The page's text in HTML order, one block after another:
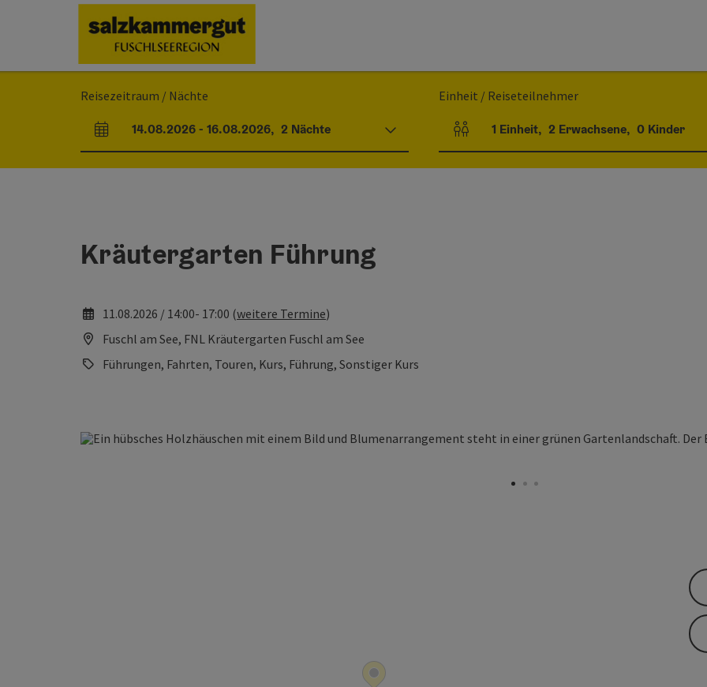
[0]
Zur Navigation[1]
Zum Seitenanfang
Zur Kontaktseite [3]
Zum Impressum [5]
Zu den Hinweisen zur Bedienung der Website
[7]
Reisezeitraum / Nächte
An- und Abreisefelder
14.08.2026- 16.08.2026, 2 Nächte
Einheit / Reiseteilnehmer
Einheitenanzahl und Personenfelder
1 Einheit, 2 Erwachsene, 0 Kinder
Kräutergarten Führung
11.08.2026 / 14:00- 17:00 (weitere Termine)
Fuschl am See, FNL Kräutergarten Fuschl am See
Führungen, Fahrten, Touren, Kurs, Führung, Sonstiger Kurs